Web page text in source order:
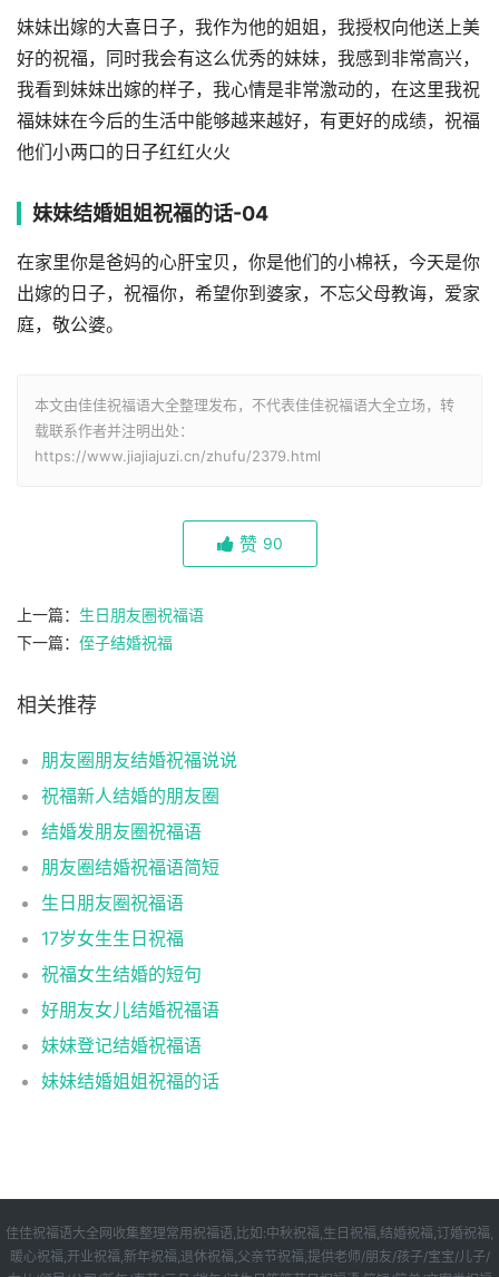
妹妹出嫁的大喜日子，我作为他的姐姐，我授权向他送上美
好的祝福，同时我会有这么优秀的妹妹，我感到非常高兴，
我看到妹妹出嫁的样子，我心情是非常激动的，在这里我祝
福妹妹在今后的生活中能够越来越好，有更好的成绩，祝福
他们小两口的日子红红火火
妹妹结婚姐姐祝福的话-04
在家里你是爸妈的心肝宝贝，你是他们的小棉袄，今天是你
出嫁的日子，祝福你，希望你到婆家，不忘父母教诲，爱家
庭，敬公婆。
本文由佳佳祝福语大全整理发布，不代表佳佳祝福语大全立场，转
载联系作者并注明出处：
https://www.jiajiajuzi.cn/zhufu/2379.html
赞 90
上一篇： 生日朋友圈祝福语
下一篇： 侄子结婚祝福
相关推荐
朋友圈朋友结婚祝福说说
祝福新人结婚的朋友圈
结婚发朋友圈祝福语
朋友圈结婚祝福语简短
生日朋友圈祝福语
17岁女生生日祝福
祝福女生结婚的短句
好朋友女儿结婚祝福语
妹妹登记结婚祝福语
妹妹结婚姐姐祝福的话
佳佳祝福语大全网收集整理常用祝福语,比如:中秋祝福,生日祝福,结婚祝福,订婚祝福,
暖心祝福,开业祝福,新年祝福,退休祝福,父亲节祝福,提供老师/朋友/孩子/宝宝/儿子/